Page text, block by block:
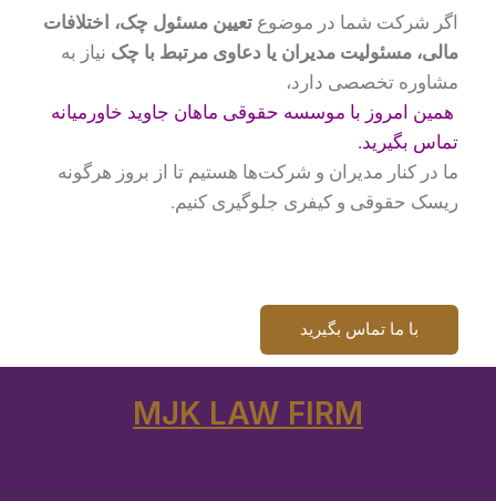
اگر شرکت شما در موضوع تعیین مسئول چک، اختلافات
مالی، مسئولیت مدیران یا دعاوی مرتبط با چک نیاز به
مشاوره تخصصی دارد،
همین امروز با موسسه حقوقی ماهان جاوید خاورمیانه
تماس بگیرید.
ما در کنار مدیران و شرکت‌ها هستیم تا از بروز هرگونه
ریسک حقوقی و کیفری جلوگیری کنیم.
با ما تماس بگیرید
MJK LAW FIRM